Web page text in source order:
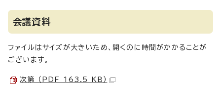
会議資料
ファイルはサイズが大きいため、開くのに時間がかかることが
ございます。
次第 （PDF 163.5 KB）